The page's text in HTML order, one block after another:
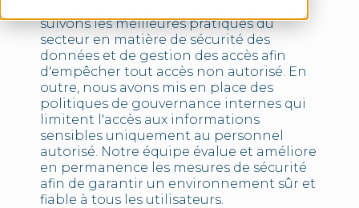
suivons les meilleures pratiques du
secteur en matière de sécurité des
données et de gestion des accès afin
d'empêcher tout accès non autorisé. En
outre, nous avons mis en place des
politiques de gouvernance internes qui
limitent l'accès aux informations
sensibles uniquement au personnel
autorisé. Notre équipe évalue et améliore
en permanence les mesures de sécurité
afin de garantir un environnement sûr et
fiable à tous les utilisateurs.